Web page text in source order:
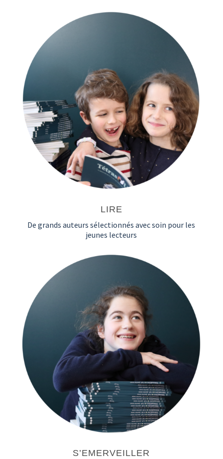
LIRE
De grands auteurs sélectionnés avec soin pour les
jeunes lecteurs
S’EMERVEILLER